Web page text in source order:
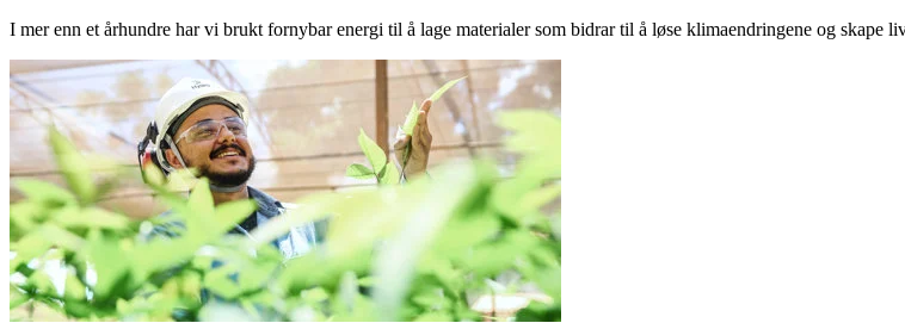
I mer enn et århundre har vi brukt fornybar energi til å lage materialer som bidrar til å løse klimaendringene og